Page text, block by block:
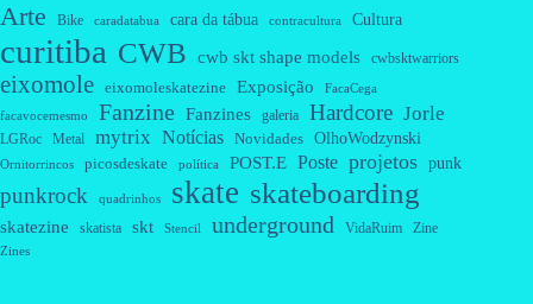
Arte Bike caradatabua cara da tábua contracultura Cultura
curitiba CWB cwb skt shape models cwbsktwarriors
eixomole eixomoleskatezine Exposição FacaCega
facavocemesmo Fanzine Fanzines galeria Hardcore Jorle
LGRoc Metal mytrix Notícias Novidades OlhoWodzynski
Ornitorrincos picosdeskate política POST.E Poste projetos punk
punkrock quadrinhos skate skateboarding
skatezine skatista skt Stencil underground VidaRuim Zine
Zines